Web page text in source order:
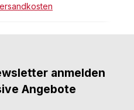
anmelden
Angebote